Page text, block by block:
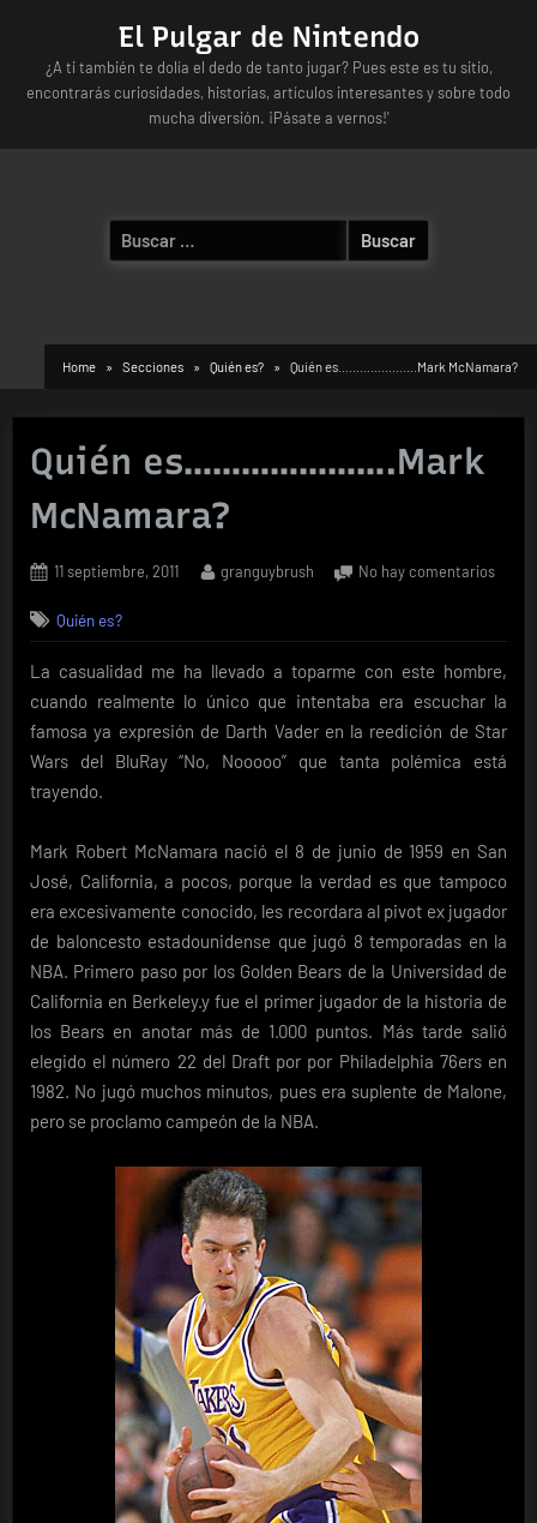
content
El Pulgar de Nintendo
¿A ti también te dolía el dedo de tanto jugar? Pues este es tu sitio,
encontrarás curiosidades, historias, artículos interesantes y sobre todo
mucha diversión. ¡Pásate a vernos!'
Buscar:
Home Secciones Quién es? Quién es………………….Mark McNamara?
Quién es………………….Mark
McNamara?
Posted
11 septiembre, 2011 By
granguybrush No hay comentariosen
Quién es?
La casualidad me ha llevado a toparme con este hombre,
cuando realmente lo único que intentaba era escuchar la
famosa ya expresión de Darth Vader en la reedición de Star
Wars del BluRay “No, Nooooo” que tanta polémica está
trayendo.
Mark Robert McNamara nació el 8 de junio de 1959 en San
José, California, a pocos, porque la verdad es que tampoco
era excesivamente conocido, les recordara al pivot ex jugador
de baloncesto estadounidense que jugó 8 temporadas en la
NBA. Primero paso por los Golden Bears de la Universidad de
California en Berkeley.y fue el primer jugador de la historia de
los Bears en anotar más de 1.000 puntos. Más tarde salió
elegido el número 22 del Draft por por Philadelphia 76ers en
1982. No jugó muchos minutos, pues era suplente de Malone,
pero se proclamo campeón de la NBA.